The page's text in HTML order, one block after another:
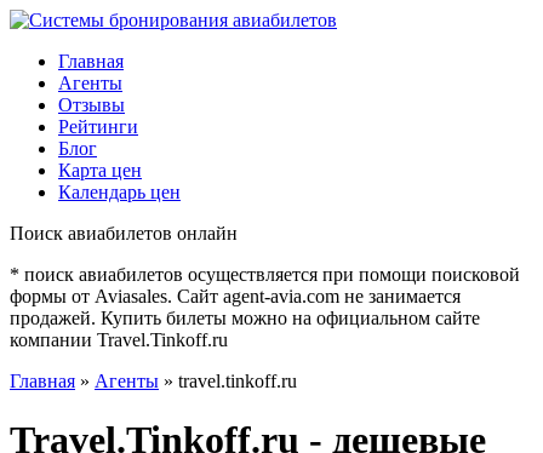
Главная
Агенты
Отзывы
Рейтинги
Блог
Карта цен
Календарь цен
Поиск авиабилетов онлайн
* поиск авиабилетов осуществляется при помощи поисковой
формы от Aviasales. Сайт agent-avia.com не занимается
продажей. Купить билеты можно на официальном сайте
компании Travel.Tinkoff.ru
Главная » Агенты » travel.tinkoff.ru
Travel.Tinkoff.ru - дешевые